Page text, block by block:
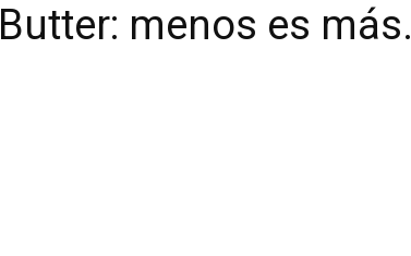
menos es más.